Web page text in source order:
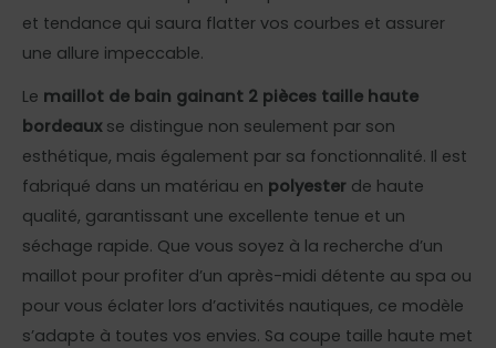
et tendance qui saura flatter vos courbes et assurer
une allure impeccable.
Le maillot de bain gainant 2 pièces taille haute
bordeauxse distingue non seulement par son
esthétique, mais également par sa fonctionnalité. Il est
fabriqué dans un matériau en polyester de haute
qualité, garantissant une excellente tenue et un
séchage rapide. Que vous soyez à la recherche d’un
maillot pour profiter d’un après-midi détente au spa ou
pour vous éclater lors d’activités nautiques, ce modèle
s’adapte à toutes vos envies. Sa coupe taille haute met